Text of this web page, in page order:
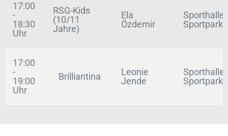
17:00
-
18:30
Uhr
RSG-Kids
(10/11
Jahre)
Ela
Özdemir
Sportpark
17:00
-
19:00
Uhr
Brilliantina
Leonie
Jende
Sportpark